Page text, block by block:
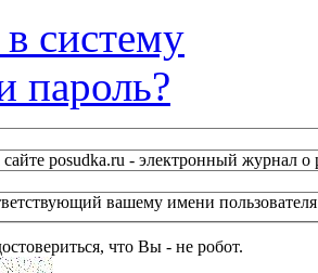
систему
пароль?
posudka.ru - электронный журнал
вашему имени
что Вы - не робот.